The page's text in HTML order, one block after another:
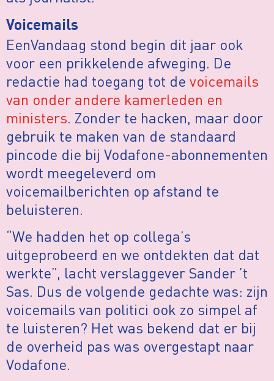
Voicemails
EenVandaag stond begin dit jaar ook
voor een prikkelende afweging. De
redactie had toegang tot de voicemails
van onder andere kamerleden en
ministers. Zonder te hacken, maar door
gebruik te maken van de standaard
pincode die bij Vodafone-abonnementen
wordt meegeleverd om
voicemailberichten op afstand te
beluisteren.
“We hadden het op collega’s
uitgeprobeerd en we ontdekten dat dat
werkte”, lacht verslaggever Sander ’t
Sas. Dus de volgende gedachte was: zijn
voicemails van politici ook zo simpel af
te luisteren? Het was bekend dat er bij
de overheid pas was overgestapt naar
Vodafone.